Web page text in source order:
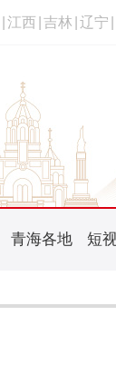
江西 吉林 辽宁
青海各地 短